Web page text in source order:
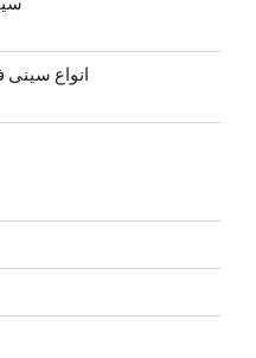
انواع سینی